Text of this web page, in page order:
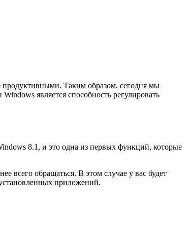
продуктивными. Таким образом, сегодня мы
является способность регулировать
8.1, и это одна из первых функций, которые
всего обращаться. В этом случае у вас будет
приложений.